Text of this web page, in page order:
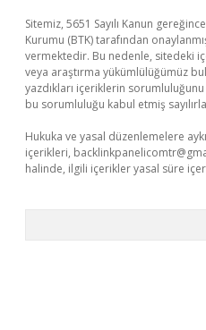
Sitemiz, 5651 Sayılı Kanun
Kurumu (BTK) tarafından
vermektedir. Bu nedenle, sitedeki
veya araştırma yükümlülüğümüz
yazdıkları içeriklerin
bu sorumluluğu kabul etmiş
Hukuka ve yasal düzenlemelere
içerikleri,
halinde, ilgili içerikler yasal süre